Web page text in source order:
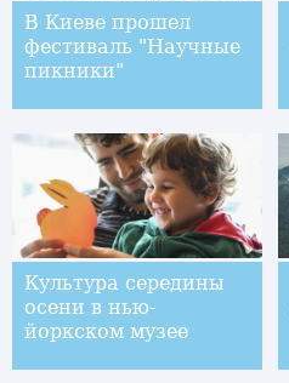
В Киеве прошел
фестиваль "Научные
пикники"
Культура середины
осени в нью-
йоркском музее